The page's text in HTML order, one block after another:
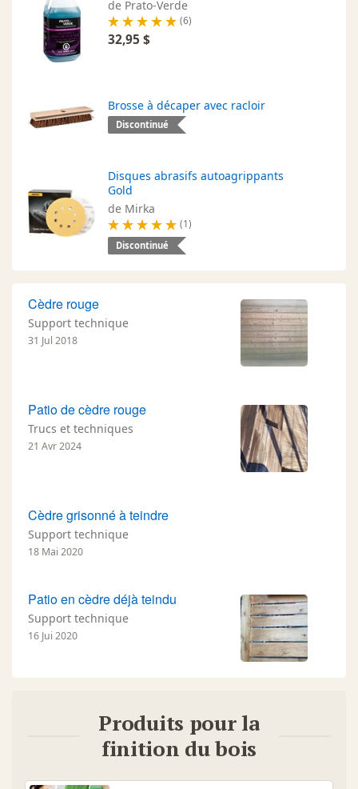
de Prato-Verde
(6)
32,95 $
Brosse à décaper avec racloir
Discontinué
Disques abrasifs autoagrippants
Gold
de Mirka
(1)
Discontinué
Cèdre rouge
Support technique
31 Jul 2018
Patio de cèdre rouge
Trucs et techniques
21 Avr 2024
Cèdre grisonné à teindre
Support technique
18 Mai 2020
Patio en cèdre déjà teindu
Support technique
16 Jui 2020
Produits pour la
finition du bois